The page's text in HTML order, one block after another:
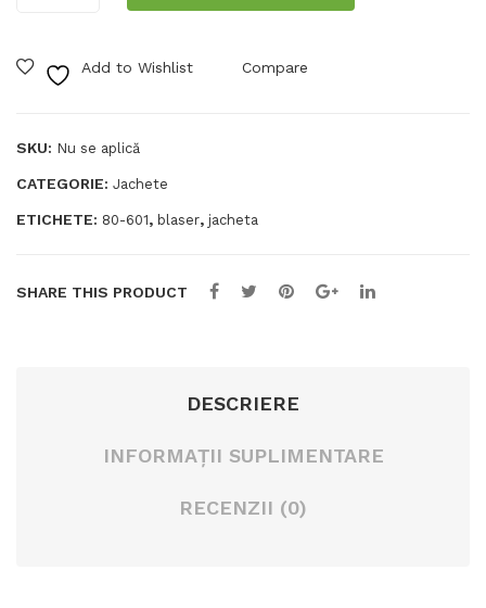
Blaser
Add to Wishlist Compare
SKU: Nu se aplică
CATEGORIE: Jachete
ETICHETE: 80-601, blaser, jacheta
SHARE THIS PRODUCT
DESCRIERE
INFORMAȚII SUPLIMENTARE
RECENZII (0)